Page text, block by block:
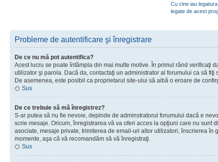
Cu cine iau
legate de acest
Probleme de autentificare şi înregistrare
De ce nu mă pot autentifica?
Acest lucru se poate întâmpla din mai multe motive. În primul rând verificaţi
utilizator şi parola. Dacă da, contactaţi un administrator al forumului ca să fiţi
De asemenea, este posibil ca proprietarul site-ului să aibă o eroare de
Sus
De ce trebuie să mă înregistrez?
S-ar putea să nu fie nevoie, depinde de adminstratorul forumului dacă e
scrie mesaje. Oricum, înregistrarea vă va oferi acces la opţiuni care nu sunt
asociate, mesaje private, trimiterea de email-uri altor utilizatori, înscrierea în
momente, aşa că vă recomandăm să vă înregistraţi.
Sus